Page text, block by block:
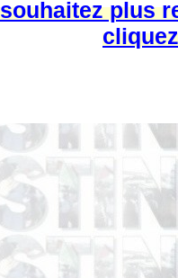
plus